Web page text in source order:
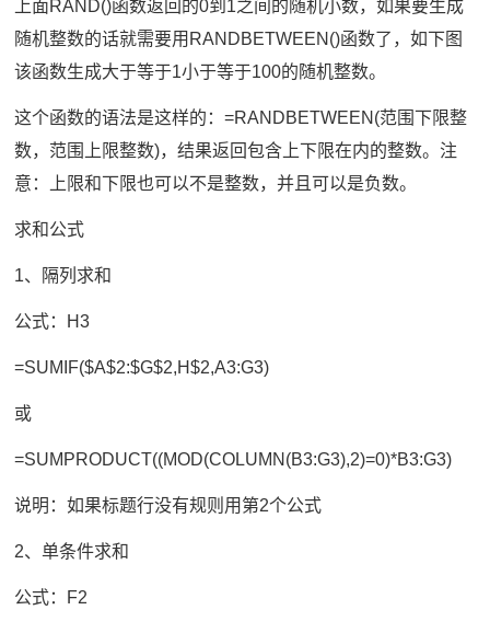
上面RAND()函数返回的0到1之间的随机小数，如果要生成
随机整数的话就需要用RANDBETWEEN()函数了，如下图
该函数生成大于等于1小于等于100的随机整数。
这个函数的语法是这样的：=RANDBETWEEN(范围下限整
数，范围上限整数)，结果返回包含上下限在内的整数。注
意：上限和下限也可以不是整数，并且可以是负数。
求和公式
1、隔列求和
公式：H3
=SUMIF($A$2:$G$2,H$2,A3:G3)
或
=SUMPRODUCT((MOD(COLUMN(B3:G3),2)=0)*B3:G3)
说明：如果标题行没有规则用第2个公式
2、单条件求和
公式：F2